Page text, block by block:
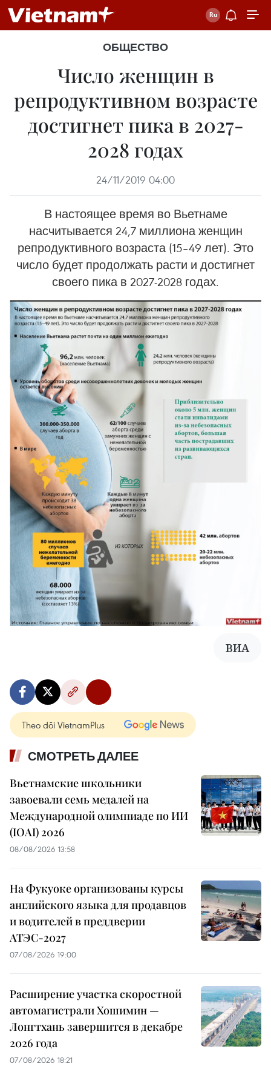
ОБЩЕСТВО
Число женщин в
репродуктивном возрасте
достигнет пика в 2027-
2028 годах
24/11/2019 04:00
В настоящее время во Вьетнаме
насчитывается 24,7 миллиона женщин
репродуктивного возраста (15–49 лет). Это
число будет продолжать расти и достигнет
своего пика в 2027-2028 годах.
ВИА
Theo dõi VietnamPlus
СМОТРЕТЬ ДАЛЕЕ
Вьетнамские школьники
завоевали семь медалей на
Международной олимпиаде по ИИ
(IOAI) 2026
08/08/2026 13:58
На Фукуоке организованы курсы
английского языка для продавцов
и водителей в преддверии
АТЭС-2027
07/08/2026 19:00
Расширение участка скоростной
автомагистрали Хошимин —
Лонгтхань завершится в декабре
2026 года
07/08/2026 18:21